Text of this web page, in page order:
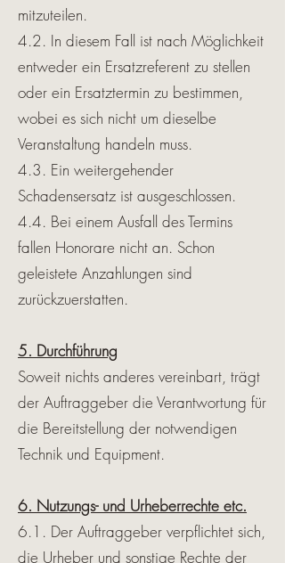
mitzuteilen.
4.2. In diesem Fall ist nach Möglichkeit
entweder ein Ersatzreferent zu stellen
oder ein Ersatztermin zu bestimmen,
wobei es sich nicht um dieselbe
Veranstaltung handeln muss.
4.3. Ein weitergehender
Schadensersatz ist ausgeschlossen.
4.4. Bei einem Ausfall des Termins
fallen Honorare nicht an. Schon
geleistete Anzahlungen sind
zurückzuerstatten.
5. Durchführung
Soweit nichts anderes vereinbart, trägt
der Auftraggeber die Verantwortung für
die Bereitstellung der notwendigen
Technik und Equipment.
6. Nutzungs- und Urheberrechte etc.
6.1. Der Auftraggeber verpflichtet sich,
die Urheber und sonstige Rechte der